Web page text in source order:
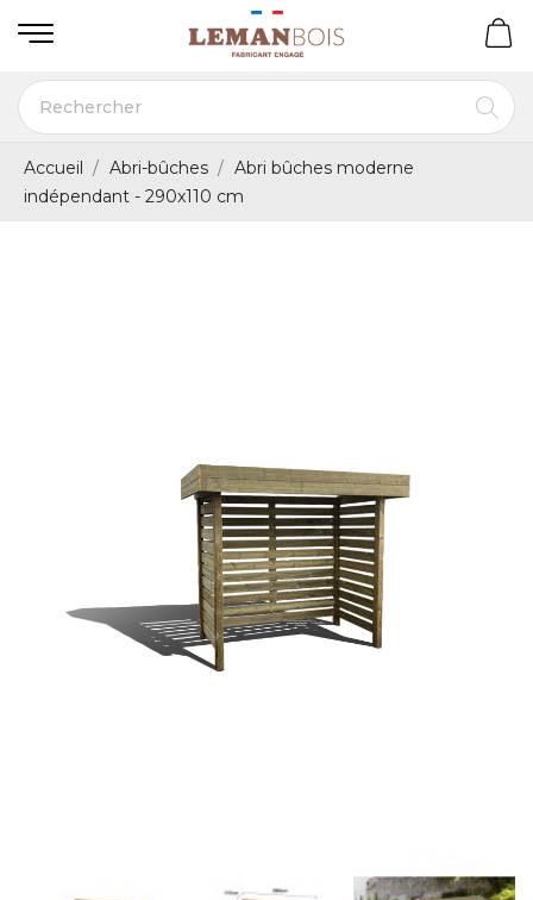
Accueil Abri-bûches
Abri bûches moderne
indépendant - 290x110 cm